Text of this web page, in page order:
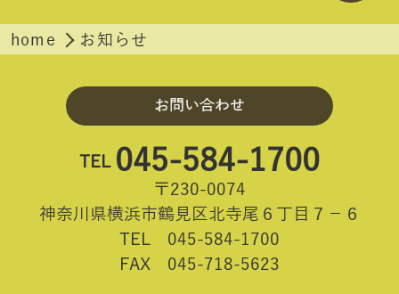
home お知らせ
お問い合わせ
TEL 045-584-1700
〒230-0074
神奈川県横浜市鶴見区北寺尾６丁目７－６
TEL 045-584-1700
FAX 045-718-5623